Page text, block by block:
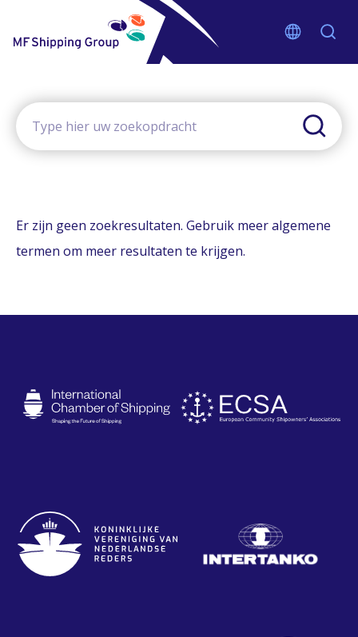
Er zijn geen zoekresultaten. Gebruik meer algemene
termen om meer resultaten te krijgen.